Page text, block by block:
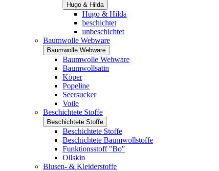
Hugo & Hilda
Hugo & Hilda
beschichtet
unbeschichtet
Baumwolle Webware
Baumwolle Webware
Baumwolle Webware
Baumwollsatin
Köper
Popeline
Seersucker
Voile
Beschichtete Stoffe
Beschichtete Stoffe
Beschichtete Stoffe
Beschichtete Baumwollstoffe
Funktionsstoff "Bo"
Oilskin
Blusen- & Kleiderstoffe